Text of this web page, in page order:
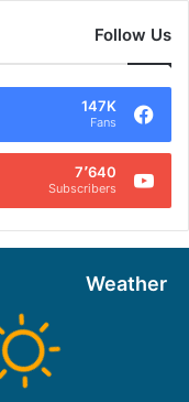
Follow Us
147K
Fans
7٬640
Subscribers
Weather